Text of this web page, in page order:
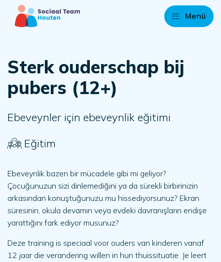
Menü
Sterk ouderschap bij
pubers (12+)
Ebeveynler için ebeveynlik eğitimi
Eğitim
Ebeveynlik bazen bir mücadele gibi mi geliyor?
Çocuğunuzun sizi dinlemediğini ya da sürekli birbirinizin
arkasından konuştuğunuzu mu hissediyorsunuz? Ekran
süresinin, okula devamın veya evdeki davranışların endişe
yarattığını fark ediyor musunuz?
Deze training is speciaal voor ouders van kinderen vanaf
12 jaar die verandering willen in hun thuissituatie. Je leert